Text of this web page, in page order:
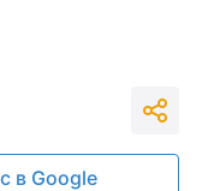
в Google